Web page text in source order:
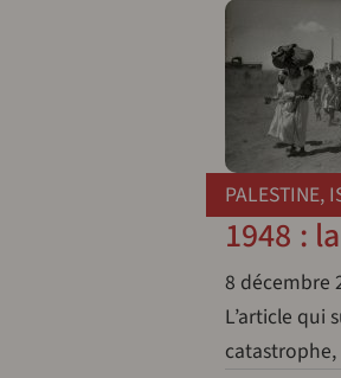
PALESTINE,
1948 :
8 décembre
L’article qui